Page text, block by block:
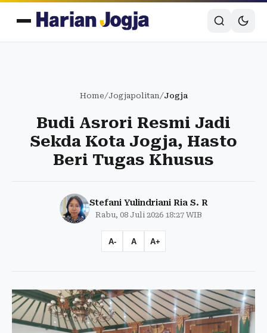
Home/Jogjapolitan/Jogja
Budi Asrori Resmi Jadi
Sekda Kota Jogja, Hasto
Beri Tugas Khusus
Stefani Yulindriani Ria S. R
Rabu, 08 Juli 2026 18:27 WIB
A- A A+